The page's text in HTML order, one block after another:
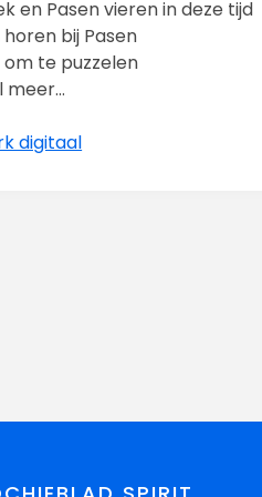
en Pasen vieren in deze tijd
horen bij Pasen
te puzzelen
meer…